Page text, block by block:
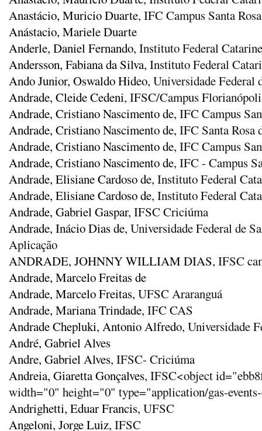
Anastácio, Muricio Duarte, IFC Campus Santa
Anástacio, Mariele Duarte
Anderle, Daniel Fernando, Instituto Federal
Andersson, Fabiana da Silva, Instituto Federal
Ando Junior, Oswaldo Hideo, Universidade Federal
Andrade, Cleide Cedeni, IFSC/Campus
Andrade, Cristiano Nascimento de, IFC Campus
Andrade, Cristiano Nascimento de, IFC Santa
Andrade, Cristiano Nascimento de, IFC Campus
Andrade, Cristiano Nascimento de, IFC - Campus
Andrade, Elisiane Cardoso de, Instituto Federal
Andrade, Elisiane Cardoso de, Instituto Federal
Andrade, Gabriel Gaspar, IFSC Criciúma
Andrade, Inácio Dias de, Universidade Federal de
Aplicação
ANDRADE, JOHNNY WILLIAM DIAS, IFSC
Andrade, Marcelo Freitas de
Andrade, Marcelo Freitas, UFSC Araranguá
Andrade, Mariana Trindade, IFC CAS
Andrade Chepluki, Antonio Alfredo, Universidade
André, Gabriel Alves
Andre, Gabriel Alves, IFSC- Criciúma
Andreia, Giaretta Gonçalves, IFSC<object
width="0" height="0" type="application/gas-
Andrighetti, Eduar Francis, UFSC
Angeloni, Jorge Luiz, IFSC